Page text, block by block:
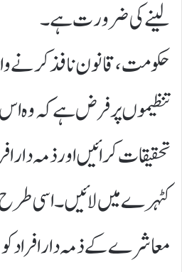
لینے کی ضرورت ہے۔
حکومت، قانون نافذ کرنے
تنظیموں پر فرض ہے کہ وہ
تحقیقات کرائیں اور ذمہ دار
کٹہرے میں لائیں۔ اسی طرح
معاشرے کے ذمہ دار افراد